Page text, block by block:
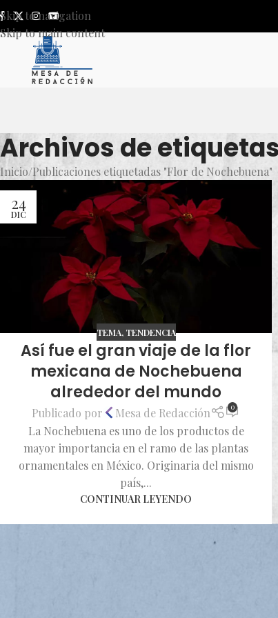
Skip to navigation
Skip to main content
Archivos de
Inicio Publicaciones etiquetadas "Flor de Nochebuena"
24
DIC
TEMA, TENDENCIA
Así fue el gran viaje de la flor
mexicana de Nochebuena
alrededor del mundo
Publicado por Mesa de Redacción 0
La Nochebuena es uno de los productos de
mayor importancia en el ramo de las plantas
ornamentales en México. Originaria del mismo
país,...
CONTINUAR LEYENDO